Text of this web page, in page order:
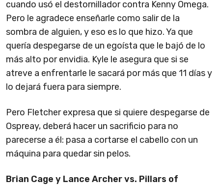
cuando usó el destornillador contra Kenny Omega.
Pero le agradece enseñarle como salir de la
sombra de alguien, y eso es lo que hizo. Ya que
quería despegarse de un egoísta que le bajó de lo
más alto por envidia. Kyle le asegura que si se
atreve a enfrentarle le sacará por más que 11 días y
lo dejará fuera para siempre.
Pero Fletcher expresa que si quiere despegarse de
Ospreay, deberá hacer un sacrificio para no
parecerse a él: pasa a cortarse el cabello con un
máquina para quedar sin pelos.
Brian Cage y Lance Archer vs. Pillars of